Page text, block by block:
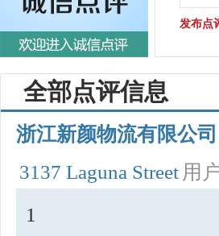
发布点
全部点评信息
浙江新颜物流有限公司
3137 Laguna Street 用
1